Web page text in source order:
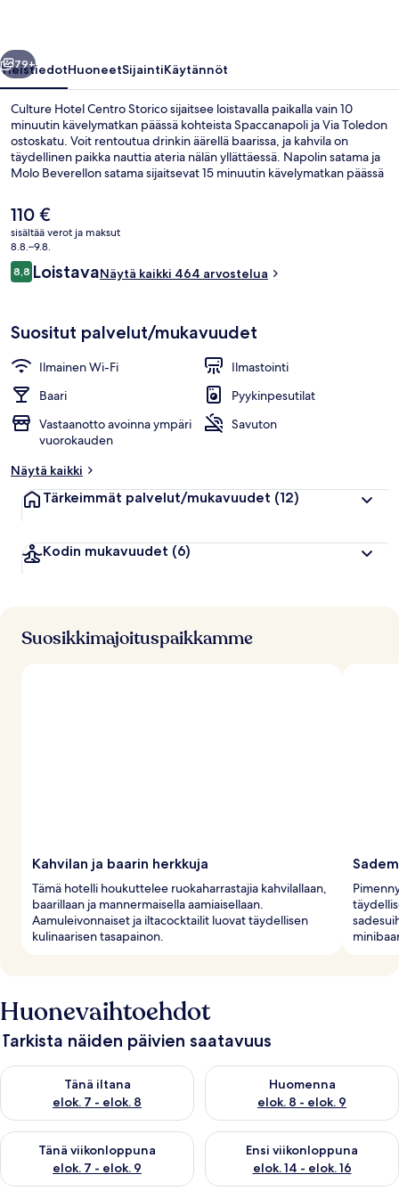
Seuraava
79+
YleistiedotHuoneetSijaintiKäytännöt
Culture Hotel Centro Storico sijaitsee loistavalla paikalla vain 10
minuutin kävelymatkan päässä kohteista Spaccanapoli ja Via Toledon
ostoskatu. Voit rentoutua drinkin äärellä baarissa, ja kahvila on
täydellinen paikka nauttia ateria nälän yllättäessä. Napolin satama ja
Molo Beverellon satama sijaitsevat 15 minuutin kävelymatkan päässä
majoituspaikan avuliasta henkilökuntaa. Julkisen liikenteen yhteydet
sijaitsevat vain lyhyen kävelymatkan päässä: Universitàn asema
sijaitsee 5 minuutin ja Toledon asema 5 minuutin kävelymatkan
päässä.
Nykyinen
hinta
on
110 €
110 €
sisältää verot ja maksut
8.8.–9.8.
Arvostelut
8,88,8 kautta 10.
LoistavaNäytä kaikki 464 arvostelua
Suositut palvelut/mukavuudet
Ilmainen Wi-Fi
Ilmastointi
Baari
Pyykinpesutilat
Vastaanotto avoinna ympäri
vuorokauden
Savuton
Näytä kaikki
Tärkeimmät palvelut/mukavuudet (12)
Kodin mukavuudet (6)
Suosikkimajoituspaikkamme
Kahvilan ja baarin herkkuja
Tämä hotelli houkuttelee ruokaharrastajia kahvilallaan,
baarillaan ja mannermaisella aamiaisellaan.
Aamuleivonnaiset ja iltacocktailit luovat täydellisen
kulinaarisen tasapainon.
Huonevaihtoehdot
Tarkista näiden päivien saatavuus
Tänä iltana
elok. 7 - elok. 8
Tarkista tämän illan saatavuus elok. 7 - elok. 8
Huomenna
elok. 8 - elok. 9
Tarkista huomisen saatavuus
Tänä viikonloppuna
elok. 7 - elok. 9
Tarkista tämän viikonlopun saatavuus elok. 7 - elok. 9
Ensi viikonloppuna
elok. 14 - elok. 16
Tarkista ensi viikonlopun